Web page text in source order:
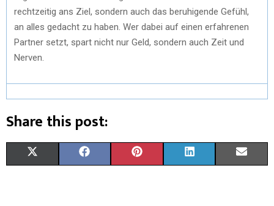
rechtzeitig ans Ziel, sondern auch das beruhigende Gefühl,
an alles gedacht zu haben. Wer dabei auf einen erfahrenen
Partner setzt, spart nicht nur Geld, sondern auch Zeit und
Nerven.
Share this post: